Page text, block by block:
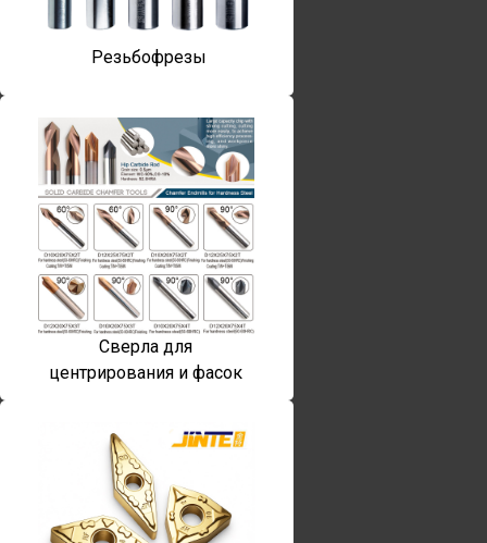
Резьбофрезы
Сверла для
центрирования и фасок